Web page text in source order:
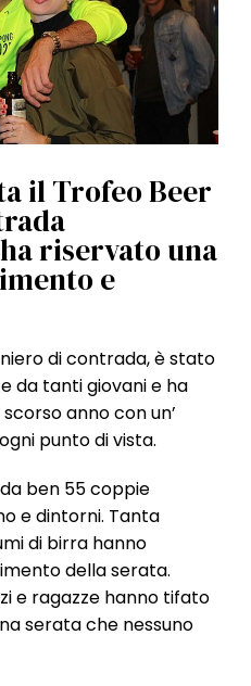
il Trofeo Beer
riservato una
e
di contrada, è stato
da tanti giovani e ha
anno con un’
punto di vista.
ben 55 coppie
e dintorni. Tanta
di birra hanno
della serata.
e ragazze hanno tifato
serata che nessuno